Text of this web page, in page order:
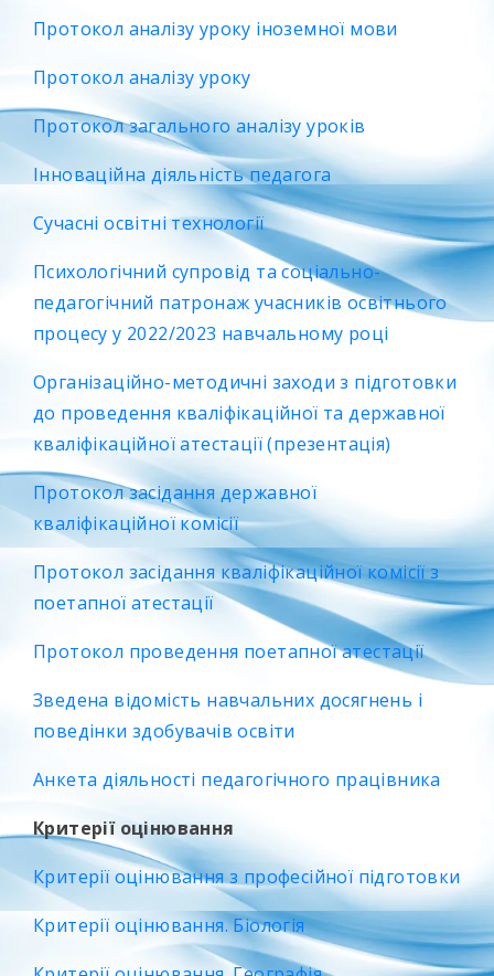
Протокол аналізу уроку іноземної мови
Протокол аналізу уроку
Протокол загального аналізу уроків
Інноваційна діяльність педагога
Сучасні освітні технології
Психологічний супровід та соціально-
педагогічний патронаж учасників освітнього
процесу у 2022/2023 навчальному році
Організаційно-методичні заходи з підготовки
до проведення кваліфікаційної та державної
кваліфікаційної атестації (презентація)
Протокол засідання державної
кваліфікаційної комісії
Протокол засідання кваліфікаційної комісії з
поетапної атестації
Протокол проведення поетапної атестації
Зведена відомість навчальних досягнень і
поведінки здобувачів освіти
Анкета діяльності педагогічного працівника
Критерії оцінювання
Критерії оцінювання з професійної підготовки
Критерії оцінювання. Біологія